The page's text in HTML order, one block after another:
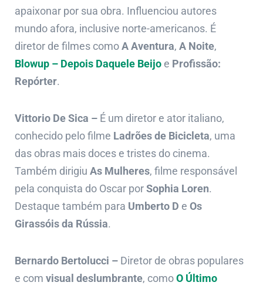
apaixonar por sua obra. Influenciou autores
mundo afora, inclusive norte-americanos. É
diretor de filmes comoA Aventura, A Noite,
Blowup – Depois Daquele Beijo e Profissão:
Repórter.
Vittorio De Sica – É um diretor e ator italiano,
conhecido pelo filme Ladrões de Bicicleta, uma
das obras mais doces e tristes do cinema.
Também dirigiu As Mulheres, filme responsável
pela conquista do Oscar porSophia Loren.
Destaque também para Umberto D e Os
Girassóis da Rússia.
Bernardo Bertolucci – Diretor de obras populares
e com visual deslumbrante, comoO Último